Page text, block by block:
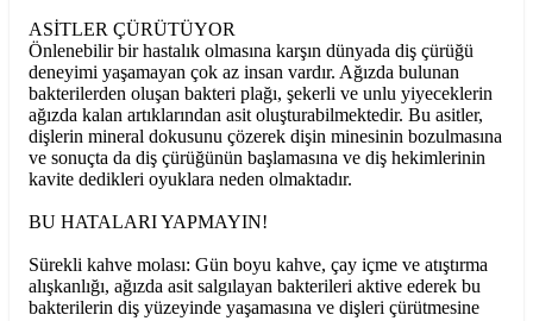
ASİTLER ÇÜRÜTÜYOR
Önlenebilir bir hastalık olmasına karşın dünyada diş çürüğü
deneyimi yaşamayan çok az insan vardır. Ağızda bulunan
bakterilerden oluşan bakteri plağı, şekerli ve unlu yiyeceklerin
ağızda kalan artıklarından asit oluşturabilmektedir. Bu asitler,
dişlerin mineral dokusunu çözerek dişin minesinin bozulmasına
ve sonuçta da diş çürüğünün başlamasına ve diş hekimlerinin
kavite dedikleri oyuklara neden olmaktadır.
BU HATALARI YAPMAYIN!
Sürekli kahve molası: Gün boyu kahve, çay içme ve atıştırma
alışkanlığı, ağızda asit salgılayan bakterileri aktive ederek bu
bakterilerin diş yüzeyinde yaşamasına ve dişleri çürütmesine